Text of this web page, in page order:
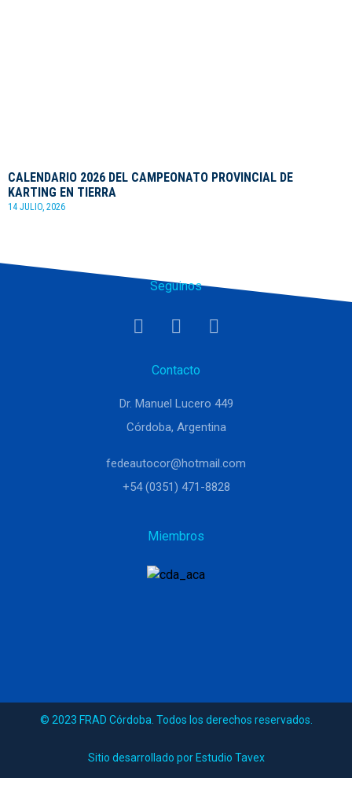
CALENDARIO 2026 DEL CAMPEONATO PROVINCIAL DE
KARTING EN TIERRA
14 JULIO, 2026
Seguinos
Contacto
Dr. Manuel Lucero 449
Córdoba, Argentina
fedeautocor@hotmail.com
+54 (0351) 471-8828
Miembros
© 2023 FRAD Córdoba. Todos los derechos reservados.
Sitio desarrollado por Estudio Tavex